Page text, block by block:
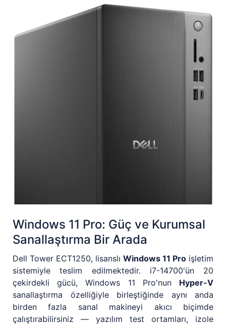
Windows 11 Pro: Güç ve Kurumsal
Sanallaştırma Bir Arada
Dell Tower ECT1250, lisanslı Windows 11 Pro işletim
sistemiyle teslim edilmektedir. i7-14700'ün 20
çekirdekli gücü, Windows 11 Pro'nun Hyper-V
sanallaştırma özelliğiyle birleştiğinde aynı anda
birden fazla sanal makineyi akıcı biçimde
çalıştırabilirsiniz — yazılım test ortamları, izole